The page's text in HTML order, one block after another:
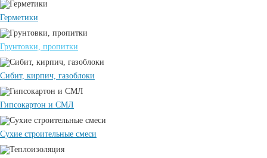
Герметики
Грунтовки, пропитки
Сибит, кирпич, газоблоки
Гипсокартон и СМЛ
Сухие строительные смеси